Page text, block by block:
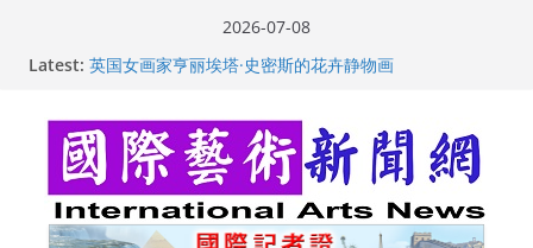
2026-07-08
Latest: “梵心”归处：一场展览 连着攀枝花的千里乡愁
美国人
玛丽安娜·卡拉切娃的绘画：幽默和难以言喻的快乐
苏方 ：“字”得其乐